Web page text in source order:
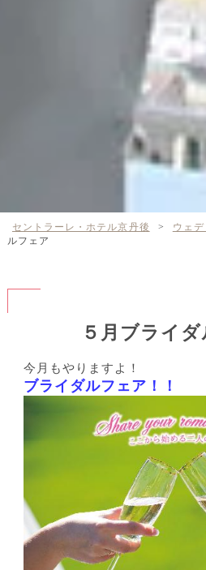
セントラーレ・ホテル京丹後 > ウェ
ルフェア
５月ブライ
今月もやりますよ！
ブライダルフェア！！